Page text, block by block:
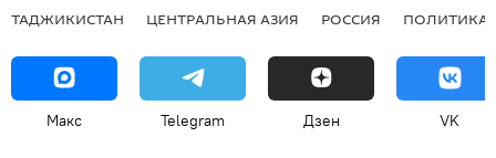
ТАДЖИКИСТАН ЦЕНТРАЛЬНАЯ АЗИЯ РОССИЯ ПОЛИТИКА
Макс Telegram Дзен VK